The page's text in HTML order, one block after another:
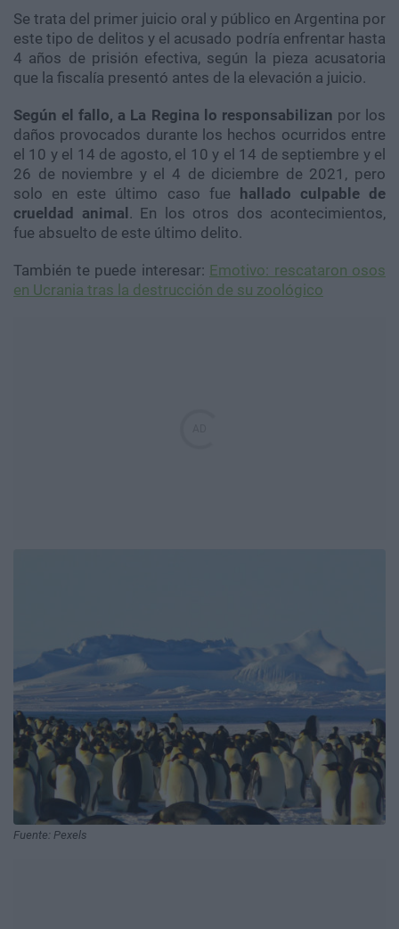
Se trata del primer juicio oral y público en Argentina por
este tipo de delitos y el acusado podría enfrentar hasta
4 años de prisión efectiva, según la pieza acusatoria
que la fiscalía presentó antes de la elevación a juicio.
Según el fallo, a La Regina lo responsabilizan por los
daños provocados durante los hechos ocurridos entre
el 10 y el 14 de agosto, el 10 y el 14 de septiembre y el
26 de noviembre y el 4 de diciembre de 2021, pero
solo en este último caso fue
hallado culpable de
crueldad animal . En los otros dos acontecimientos,
fue absuelto de este último delito.
También te puede interesar: Emotivo: rescataron osos
en Ucrania tras la destrucción de su zoológico
Fuente: Pexels